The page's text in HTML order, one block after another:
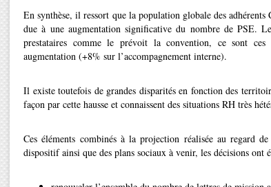
En synthèse, il ressort que la population globale des adhérents
due à une augmentation significative du nombre de PSE.
prestataires comme le prévoit la convention, ce sont ces
augmentation (+8% sur l’accompagnement interne).
Il existe toutefois de grandes disparités en fonction des
façon par cette hausse et connaissent des situations RH très
Ces éléments combinés à la projection réalisée au regard
dispositif ainsi que des plans sociaux à venir, les décisions ont